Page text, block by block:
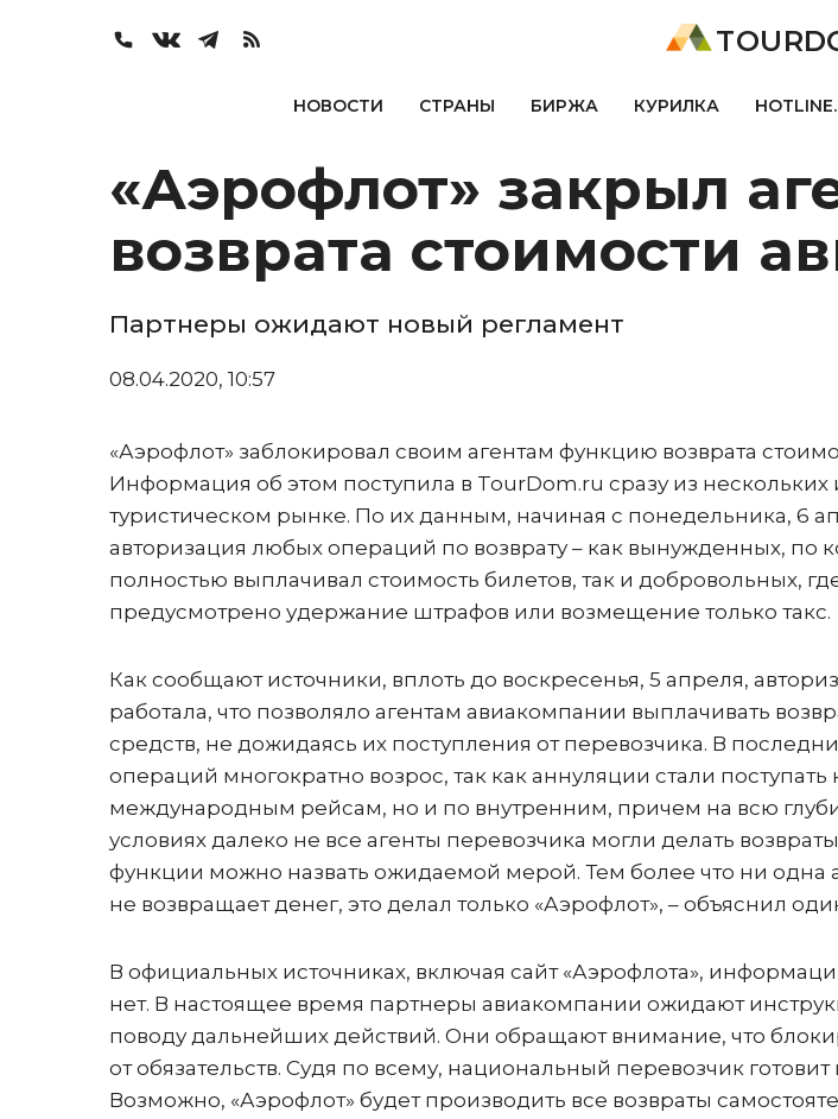
НОВОСТИ СТРАНЫ БИРЖА КУРИЛКА
«Аэрофлот» закрыл
возврата стоимости
Партнеры ожидают новый регламент
08.04.2020, 10:57
«Аэрофлот» заблокировал своим агентам функцию возврата
Информация об этом поступила в TourDom.ru сразу из нескольких
туристическом рынке. По их данным, начиная с понедельника, 6
авторизация любых операций по возврату – как вынужденных, по
полностью выплачивал стоимость билетов, так и добровольных,
предусмотрено удержание штрафов или возмещение только такс.
Как сообщают источники, вплоть до воскресенья, 5 апреля,
работала, что позволяло агентам авиакомпании выплачивать
средств, не дожидаясь их поступления от перевозчика. В
операций многократно возрос, так как аннуляции стали поступать
международным рейсам, но и по внутренним, причем на всю
условиях далеко не все агенты перевозчика могли делать
функции можно назвать ожидаемой мерой. Тем более что ни одна
не возвращает денег, это делал только «Аэрофлот», – объяснил
В официальных источниках, включая сайт «Аэрофлота»,
нет. В настоящее время партнеры авиакомпании ожидают
поводу дальнейших действий. Они обращают внимание, что
от обязательств. Судя по всему, национальный перевозчик
Возможно, «Аэрофлот» будет производить все возвраты